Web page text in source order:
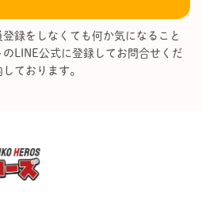
録をしなくても何か気になること
LINE公式に登録してお問合せくだ
ております。